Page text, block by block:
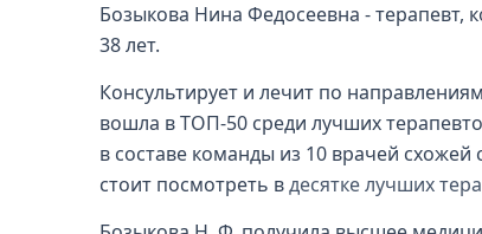
Бозыкова Нина Федосеевна - терапевт,
38 лет.
Консультирует и лечит по
вошла в ТОП-50 среди лучших
в составе команды из 10 врачей
стоит посмотреть вдесятке лучших